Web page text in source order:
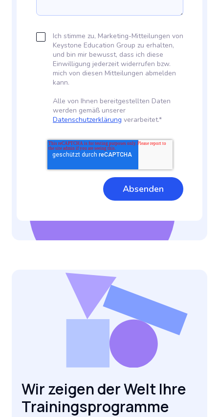
Ich stimme zu, Marketing-Mitteilungen von
Keystone Education Group zu erhalten,
und bin mir bewusst, dass ich diese
Einwilligung jederzeit widerrufen bzw.
mich von diesen Mitteilungen abmelden
kann.
Alle von Ihnen bereitgestellten Daten
werden gemäß unserer
Datenschutzerklärung verarbeitet.*
Wir zeigen der Welt Ihre
Trainingsprogramme